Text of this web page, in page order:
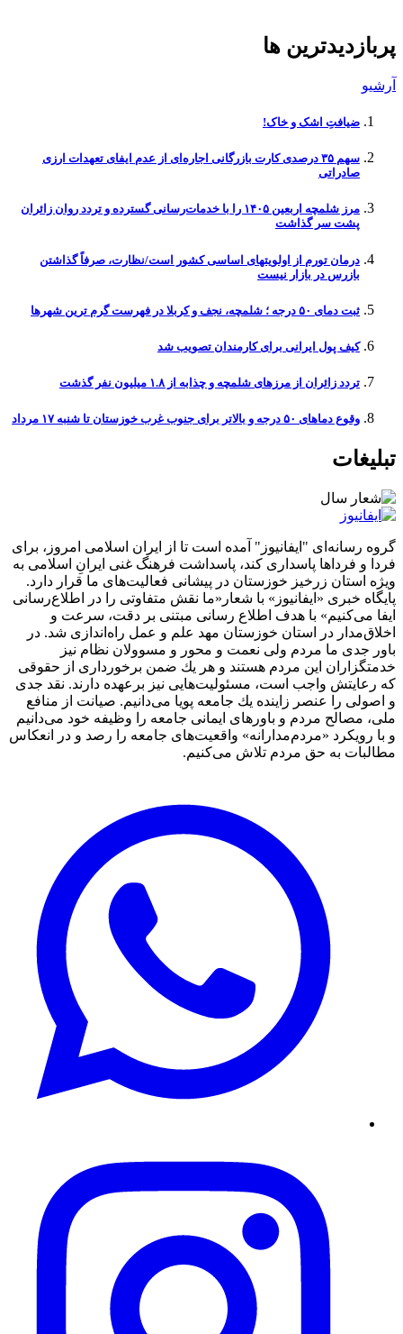
پربازدیدترین ها
آرشیو
ضیافتِ اشک و خاک!
سهم ۳۵ درصدی کارت بازرگانی اجاره‌ای از عدم ایفای تعهدات ارزی
صادراتی
مرز شلمچه اربعین ۱۴۰۵ را با خدمات‌رسانی گسترده و تردد روان زائران
پشت سر گذاشت
درمان تورم از اولویتهای اساسی کشور است/نظارت، صرفاً گذاشتن
بازرس در بازار نیست
ثبت دمای ۵۰ درجه ؛ شلمچه، نجف و کربلا در فهرست گرم ترین شهرها
کیف پول ایرانی برای کارمندان تصویب شد
تردد زائران از مرزهای شلمچه و چذابه از ۱.۸ میلیون نفر گذشت
وقوع دما‌های ۵۰ درجه و بالاتر برای جنوب غرب خوزستان تا شنبه ۱۷ مرداد
تبلیغات
گروه رسانه‌ای "ایفانیوز" آمده است تا از ایران اسلامی امروز، برای
فردا و فرداها پاسداری کند، پاسداشت فرهنگ غنی ایرانِ اسلامی به
ویژه استان زرخیز خوزستان در پیشانی فعالیت‌های ما قرار دارد.
پایگاه خبری «ایفانیوز» با شعار«ما نقش متفاوتی را در اطلاع‌رسانی
ایفا می‌کنیم» با هدف اطلاع رسانی مبتنی بر دقت، سرعت و
اخلاق‌مدار در استان خوزستان مهد علم و عمل راه‌اندازی شد. در
باور جدی ما مردم ولی نعمت و محور و مسوولان نظام نیز
خدمتگزاران این مردم هستند و هر یك ضمن برخورداری از حقوقی
كه رعایتش واجب است، مسئولیت‌هایی نیز برعهده دارند. نقد جدی
و اصولی را عنصر زاینده یك جامعه پویا می‌دانیم. صیانت از منافع
ملی، مصالح مردم و باورهای ایمانی جامعه را وظیفه خود می‌دانیم
و با رویكرد «مردم‌مدارانه‌» واقعیت‌های جامعه را رصد و در انعکاس
مطالبات به حق مردم تلاش می‌كنیم.